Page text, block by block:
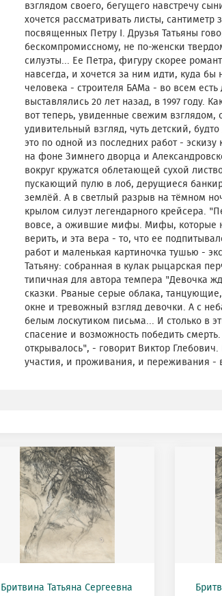
взглядом своего, бегущего навстречу
хочется рассматривать листы,
посвященных Петру I. Друзья Татьяны
бескомпромиссному, не по-женски
силуэты... Ее Петра, фигуру скорее
навсегда, и хочется за ним идти, куда
человека - строителя БАМа - во всем
выставлялись 20 лет назад, в 1997 году.
вот теперь, увиденные свежим
удивительный взгляд, чуть детский,
это по одной из последних работ -
на фоне Зимнего дворца и
вокруг кружатся облетающей сухой
пускающий пулю в лоб, дерущиеся
землёй. А в светлый разрыв на тёмном
крылом силуэт легендарного крейсера.
вовсе, а ожившие мифы. Мифы, которые
верить, и эта вера - то, что ее
работ и маленькая картиночка тушью -
Татьяну: собранная в кулак рыцарская
типичная для автора темпера "Девочка
сказки. Рваные серые облака,
окне и тревожный взгляд девочки. А с
белым лоскутиком письма... И столько в
спасение и возможность победить
открывалось", - говорит Виктор
участия, и проживания, и переживания -
Бритвина Татьяна Сергеевна